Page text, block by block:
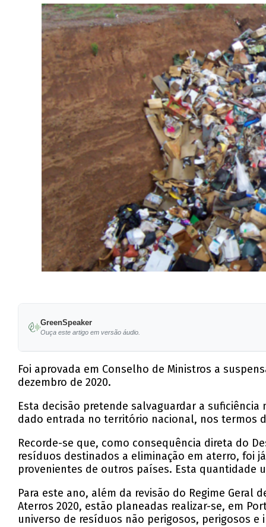
GreenSpeaker
Ouça este artigo em versão áudio.
Foi aprovada em Conselho de Ministros a
dezembro de 2020.
Esta decisão pretende salvaguardar a
dado entrada no território nacional, nos termos
Recorde-se que, como consequência direta do
resíduos destinados a eliminação em aterro, foi
provenientes de outros países. Esta quantidade
Para este ano, além da revisão do Regime Geral
Aterros 2020, estão planeadas realizar-se, em
universo de resíduos não perigosos, perigosos e